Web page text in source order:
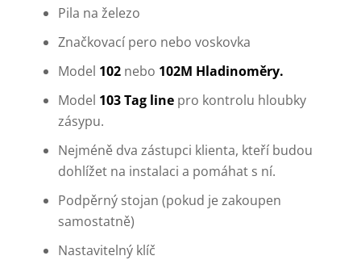
Pila na železo
Značkovací pero nebo voskovka
Model 102 nebo 102M Hladinoměry.
Model 103 Tag line pro kontrolu hloubky
zásypu.
Nejméně dva zástupci klienta, kteří budou
dohlížet na instalaci a pomáhat s ní.
Podpěrný stojan (pokud je zakoupen
samostatně)
Nastavitelný klíč